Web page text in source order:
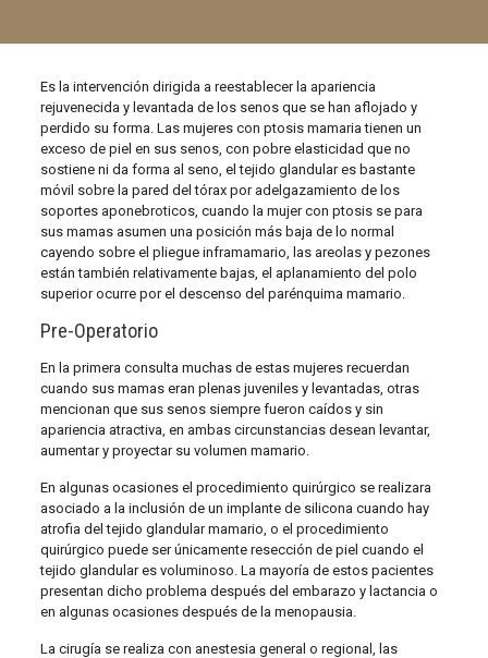
Es la intervención dirigida a reestablecer la apariencia
rejuvenecida y levantada de los senos que se han aflojado y
perdido su forma. Las mujeres con ptosis mamaria tienen un
exceso de piel en sus senos, con pobre elasticidad que no
sostiene ni da forma al seno, el tejido glandular es bastante
móvil sobre la pared del tórax por adelgazamiento de los
soportes aponebroticos, cuando la mujer con ptosis se para
sus mamas asumen una posición más baja de lo normal
cayendo sobre el pliegue inframamario, las areolas y pezones
están también relativamente bajas, el aplanamiento del polo
superior ocurre por el descenso del parénquima mamario.
Pre-Operatorio
En la primera consulta muchas de estas mujeres recuerdan
cuando sus mamas eran plenas juveniles y levantadas, otras
mencionan que sus senos siempre fueron caídos y sin
apariencia atractiva, en ambas circunstancias desean levantar,
aumentar y proyectar su volumen mamario.
En algunas ocasiones el procedimiento quirúrgico se realizara
asociado a la inclusión de un implante de silicona cuando hay
atrofia del tejido glandular mamario, o el procedimiento
quirúrgico puede ser únicamente resección de piel cuando el
tejido glandular es voluminoso. La mayoría de estos pacientes
presentan dicho problema después del embarazo y lactancia o
en algunas ocasiones después de la menopausia.
La cirugía se realiza con anestesia general o regional, las